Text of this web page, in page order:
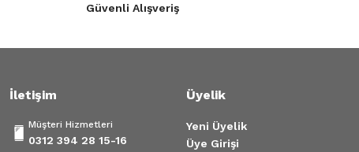
Güvenli Alışveriş
İletişim
Müşteri Hizmetleri
0312 394 28 15-16
Üyelik
Yeni Üyelik
Üye Girişi